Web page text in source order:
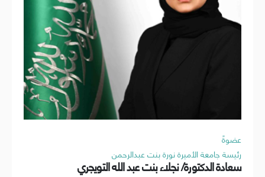
عضوةً
رئيسة جامعة الأميرة نورة بنت عبدالرحمن
سعادة الدكتورة/ نجلاء بنت عبد الله التويجري